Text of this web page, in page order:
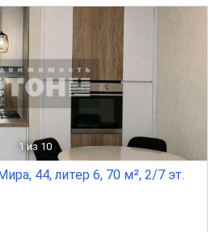
1 из 10
44, литер 6, 70 м², 2/7 эт.